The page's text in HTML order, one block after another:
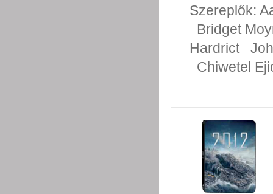
Szereplők:
Bridget
Hardrict
Chiwetel